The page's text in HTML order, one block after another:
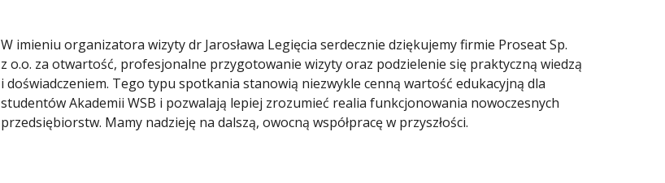
W imieniu organizatora wizyty dr Jarosława Legięcia serdecznie dziękujemy firmie Proseat Sp.
z o.o. za otwartość, profesjonalne przygotowanie wizyty oraz podzielenie się praktyczną wiedzą
i doświadczeniem. Tego typu spotkania stanowią niezwykle cenną wartość edukacyjną dla
studentów Akademii WSB i pozwalają lepiej zrozumieć realia funkcjonowania nowoczesnych
przedsiębiorstw. Mamy nadzieję na dalszą, owocną współpracę w przyszłości.